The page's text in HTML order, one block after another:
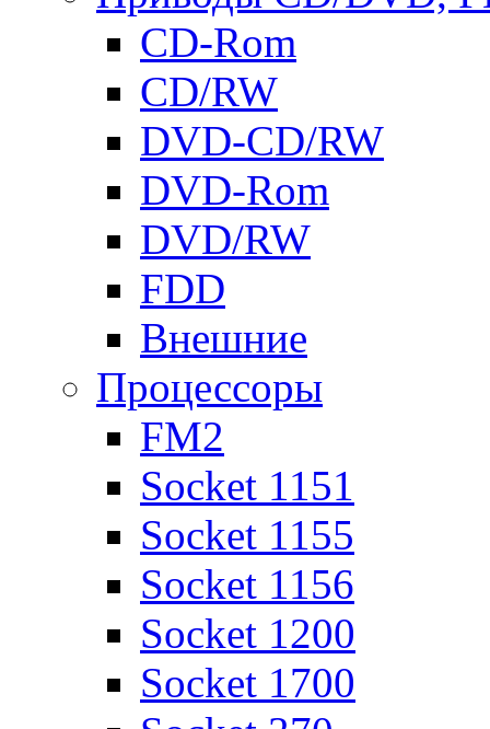
CD-Rom
CD/RW
DVD-CD/RW
DVD-Rom
DVD/RW
FDD
Внешние
Процессоры
FM2
Socket 1151
Socket 1155
Socket 1156
Socket 1200
Socket 1700